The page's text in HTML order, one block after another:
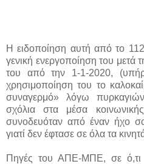
Η ειδοποίηση αυτή από το
γενική ενεργοποίηση του μετά
του από την 1-1-2020,
χρησιμοποίηση του το
συναγερμό» λόγω
σχόλια στα μέσα
συνοδευόταν από έναν ήχο
γιατί δεν έφτασε σε όλα τα
Πηγές του ΑΠΕ-ΜΠΕ, σε ό,τι